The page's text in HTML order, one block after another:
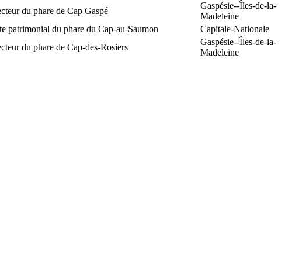
du phare de Cap Gaspé
Gaspésie--Îles-de-la-
Madeleine
patrimonial du phare du Cap-au-Saumon Capitale-Nationale
du phare de Cap-des-Rosiers
Gaspésie--Îles-de-la-
Madeleine